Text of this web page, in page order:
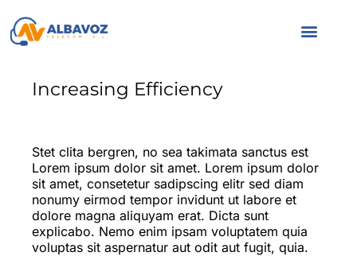
Increasing Efficiency
Stet clita bergren, no sea takimata sanctus est
Lorem ipsum dolor sit amet. Lorem ipsum dolor
sit amet, consetetur sadipscing elitr sed diam
nonumy eirmod tempor invidunt ut labore et
dolore magna aliquyam erat. Dicta sunt
explicabo. Nemo enim ipsam voluptatem quia
voluptas sit aspernatur aut odit aut fugit, quia.